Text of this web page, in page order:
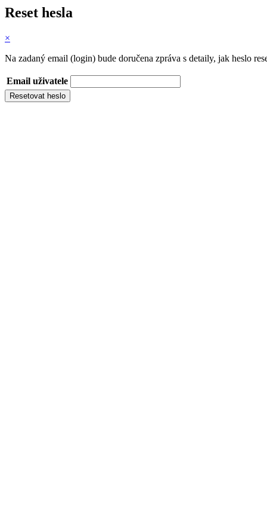
Reset hesla
×
Na zadaný email (login) bude doručena zpráva s detaily, jak heslo
Email uživatele